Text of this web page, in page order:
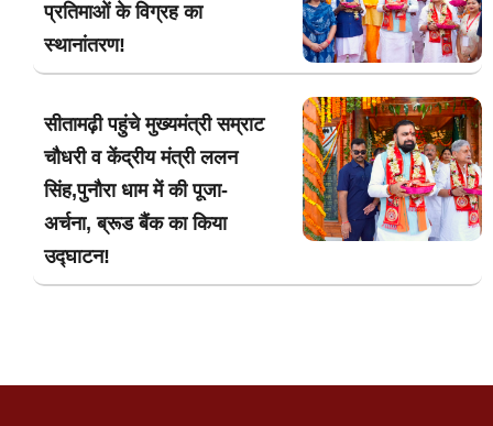
प्रतिमाओं के विग्रह का
स्थानांतरण!
सीतामढ़ी पहुंचे मुख्यमंत्री सम्राट
चौधरी व केंद्रीय मंत्री ललन
सिंह,पुनौरा धाम में की पूजा-
अर्चना, ब्रूड बैंक का किया
उद्घाटन!